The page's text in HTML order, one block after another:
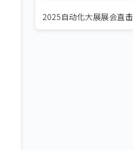
2025自动化大展展会直击